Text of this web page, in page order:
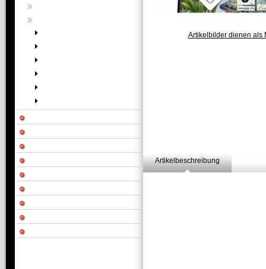
Artikelbilder dienen als
Artikelbeschreibung